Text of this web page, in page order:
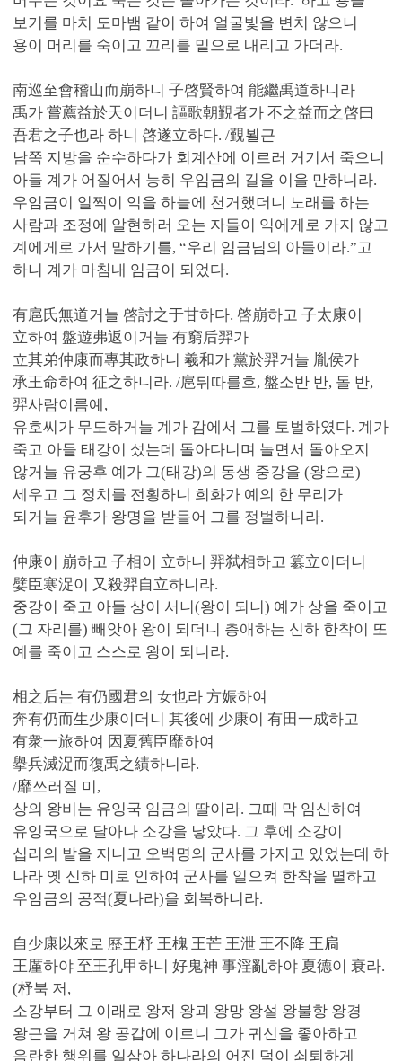
보기를 마치 도마뱀 같이 하여 얼굴빛을 변치 않으니
용이 머리를 숙이고 꼬리를 밑으로 내리고 가더라.
南巡至會稽山而崩하니 子啓賢하여 能繼禹道하니라
禹가 嘗薦益於天이더니 謳歌朝覲者가 不之益而之啓曰
吾君之子也라 하니 啓遂立하다. /覲뵐근
남쪽 지방을 순수하다가 회계산에 이르러 거기서 죽으니
아들 계가 어질어서 능히 우임금의 길을 이을 만하니라.
우임금이 일찍이 익을 하늘에 천거했더니 노래를 하는
사람과 조정에 알현하러 오는 자들이 익에게로 가지 않고
계에게로 가서 말하기를, “우리 임금님의 아들이라.”고
하니 계가 마침내 임금이 되었다.
有扈氏無道거늘 啓討之于甘하다. 啓崩하고 子太康이
立하여 盤遊弗返이거늘 有窮后羿가
立其弟仲康而專其政하니 羲和가 黨於羿거늘 胤侯가
承王命하여 征之하니라. /扈뒤따를호, 盤소반 반, 돌 반,
羿사람이름예,
유호씨가 무도하거늘 계가 감에서 그를 토벌하였다. 계가
죽고 아들 태강이 섰는데 돌아다니며 놀면서 돌아오지
않거늘 유궁후 예가 그(태강)의 동생 중강을 (왕으로)
세우고 그 정치를 전횡하니 희화가 예의 한 무리가
되거늘 윤후가 왕명을 받들어 그를 정벌하니라.
仲康이 崩하고 子相이 立하니 羿弑相하고 簒立이더니
嬖臣寒浞이 又殺羿自立하니라.
중강이 죽고 아들 상이 서니(왕이 되니) 예가 상을 죽이고
(그 자리를) 빼앗아 왕이 되더니 총애하는 신하 한착이 또
예를 죽이고 스스로 왕이 되니라.
相之后는 有仍國君의 女也라 方娠하여
奔有仍而生少康이더니 其後에 少康이 有田一成하고
有衆一旅하여 因夏舊臣靡하여
擧兵滅浞而復禹之績하니라.
/靡쓰러질 미,
상의 왕비는 유잉국 임금의 딸이라. 그때 막 임신하여
유잉국으로 달아나 소강을 낳았다. 그 후에 소강이
십리의 밭을 지니고 오백명의 군사를 가지고 있었는데 하
나라 옛 신하 미로 인하여 군사를 일으켜 한착을 멸하고
우임금의 공적(夏나라)을 회복하니라.
自少康以來로 歷王杼 王槐 王芒 王泄 王不降 王扃
王厪하야 至王孔甲하니 好鬼神 事淫亂하야 夏德이 衰라.
(杼북 저,
소강부터 그 이래로 왕저 왕괴 왕망 왕설 왕불항 왕경
왕근을 거쳐 왕 공갑에 이르니 그가 귀신을 좋아하고
음란한 행위를 일삼아 하나라의 어진 덕이 쇠퇴하게